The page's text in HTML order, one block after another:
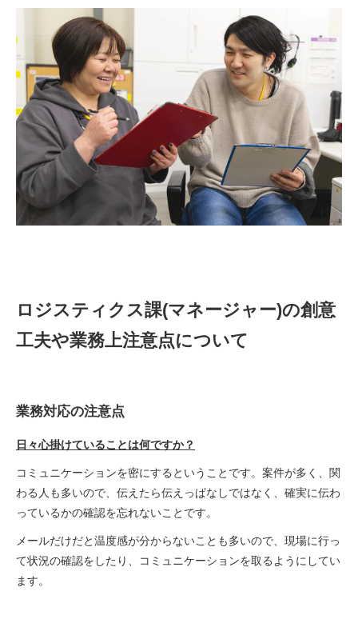
ロジスティクス課(マネージャー)の創意
工夫や業務上注意点について
業務対応の注意点
日々心掛けていることは何ですか？
コミュニケーションを密にするということです。案件が多く、関
わる人も多いので、伝えたら伝えっぱなしではなく、確実に伝わ
っているかの確認を忘れないことです。
メールだけだと温度感が分からないことも多いので、現場に行っ
て状況の確認をしたり、コミュニケーションを取るようにしてい
ます。